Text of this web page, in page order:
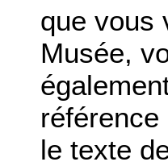
que vous
Musée,
le texte